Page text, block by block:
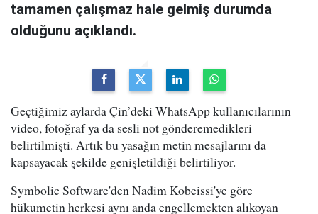
tamamen çalışmaz hale gelmiş durumda
olduğunu açıklandı.
Geçtiğimiz aylarda Çin’deki WhatsApp kullanıcılarının
video, fotoğraf ya da sesli not gönderemedikleri
belirtilmişti. Artık bu yasağın metin mesajlarını da
kapsayacak şekilde genişletildiği belirtiliyor.
Symbolic Software'den Nadim Kobeissi'ye göre
hükumetin herkesi aynı anda engellemekten alıkoyan